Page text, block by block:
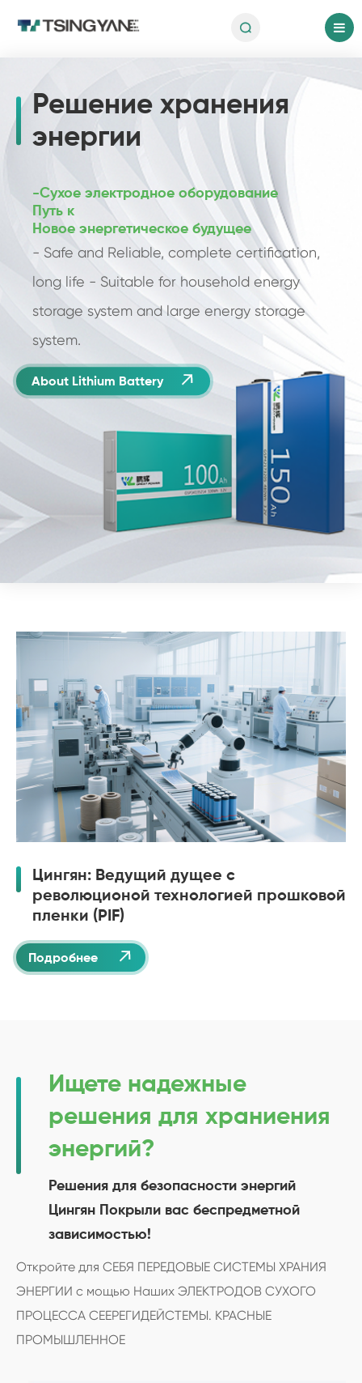

Решение хранения
энергии
-Сухое электродное оборудование
Путь к
Новое энергетическое будущее
- Safe and Reliable, complete certification,
long life - Suitable for household energy
storage system and large energy storage
system.
About Lithium Battery 
Цингян: Ведущий дущее с
революционой технологией прошковой
пленки (PIF)
Подробнее 
Ищете надежные
решения для храниения
энергий?
Решения для безопасности энергий
Цингян Покрыли вас беспредметной
зависимостью!
Откройте для СЕБЯ ПЕРЕДОВЫЕ СИСТЕМЫ ХРАНИЯ
ЭНЕРГИИ с мощью Наших ЭЛЕКТРОДОВ СУХОГО
ПРОЦЕССА СЕЕРЕГИДЕЙСТЕМЫ. КРАСНЫЕ
ПРОМЫШЛЕННОЕ